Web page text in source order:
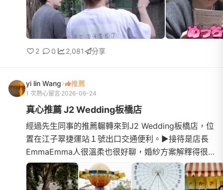
2 0 2,081 分享
yi lin Wang 推薦
1 次熱心留言 2026-06-24
真心推薦 J2 Wedding板橋店
經過先生同事的推薦輾轉來到J2 Wedding板橋店，位
置在江子翠捷運站１號出口交通便利。▶接待是店長
EmmaEmma人很溫柔也很好聊，婚紗方案解釋得很
清楚：⭐️禮服全館不分區不加價 ⭐️拍攝檔案全給⭐️
板橋店是創始店所以禮服...